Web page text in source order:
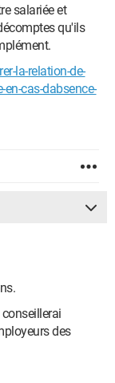
salariée et
qu'ils
la-relation-de-
cas-dabsence-
des